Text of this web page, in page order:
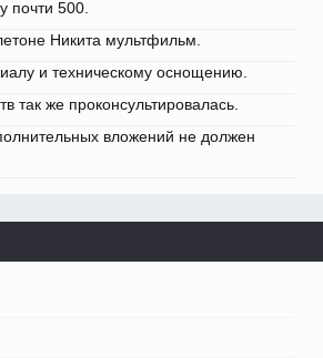
почти 500.
Никита мультфильм.
и техническому оснощению.
так же проконсультировалась.
вложений не должен